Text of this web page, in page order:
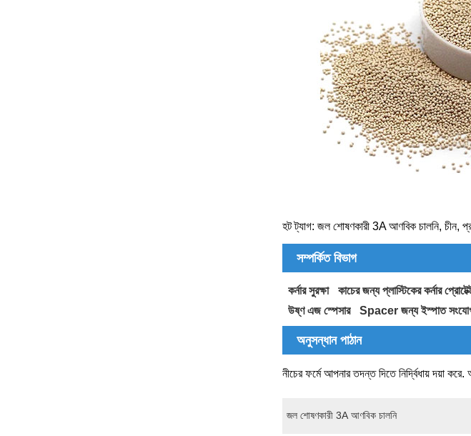
হট ট্যাগ: জল শোষণকারী 3A আণবিক চালনি, চীন,
সম্পর্কিত বিভাগ
কর্নার সুরক্ষা কাচের জন্য প্লাস্টিকের কর্নার
উষ্ণ এজ স্পেসার
Spacer জন্য ইস্পাত
অনুসন্ধান পাঠান
নীচের ফর্মে আপনার তদন্ত দিতে নির্দ্বিধায় দয়া